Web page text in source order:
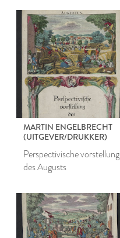
MARTIN ENGELBRECHT
(UITGEVER/DRUKKER)
Perspectivische vorstellung
des Augusts